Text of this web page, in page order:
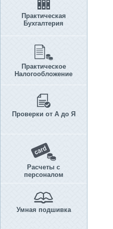
Практическая
Бухгалтерия
Практическое
Налогообложение
Проверки от А до Я
Расчеты с
персоналом
Умная подшивка